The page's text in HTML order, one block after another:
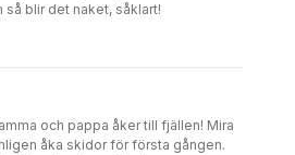
så blir det naket, såklart!
och pappa åker till fjällen! Mira
åka skidor för första gången.